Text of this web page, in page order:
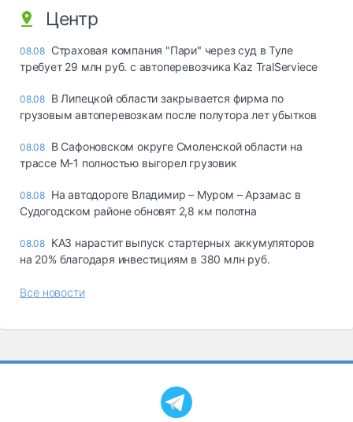
Центр
08.08 Страховая компания "Пари" через суд в Туле
требует 29 млн руб. с автоперевозчика Kaz TralServiece
08.08 В Липецкой области закрывается фирма по
грузовым автоперевозкам после полутора лет убытков
08.08 В Сафоновском округе Смоленской области на
трассе М-1 полностью выгорел грузовик
08.08 На автодороге Владимир – Муром – Арзамас в
Судогодском районе обновят 2,8 км полотна
08.08 КАЗ нарастит выпуск стартерных аккумуляторов
на 20% благодаря инвестициям в 380 млн руб.
Все новости